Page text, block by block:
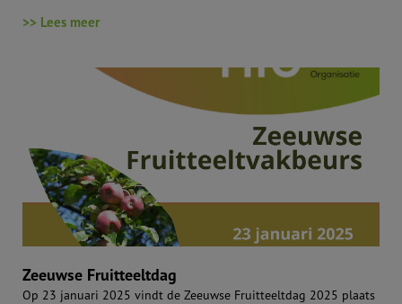
>> Lees meer
Zeeuwse Fruitteeltdag
Op 23 januari 2025 vindt de Zeeuwse Fruitteeltdag 2025 plaats